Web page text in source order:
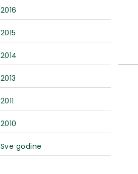
2016
2015
2014
2013
2011
2010
Sve godine